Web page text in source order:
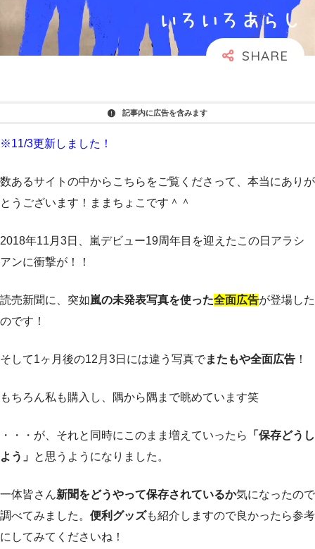
記事内に広告を含みます
※11/3更新しました！
数あるサイトの中からこちらをご覧くださって、本当にありが
とうございます！ままちょこです＾＾
2018年11月3日、嵐デビュー19周年目を迎えたこの日アラシ
アンに衝撃が！！
読売新聞に、突如嵐の未発表写真を使った全面広告が登場した
のです！
そして1ヶ月後の12月3日には違う写真でまたもや全面広告 ！
もちろん私も購入し、隅から隅まで眺めています笑
・・・が、それと同時にこのまま増えていったら
「保存どうし
よう」 と思うようになりました。
一体皆さん新聞をどうやって保存されているか気になったので
調べてみました。 便利グッズも紹介しますので良かったら参考
にしてみてくださいね！